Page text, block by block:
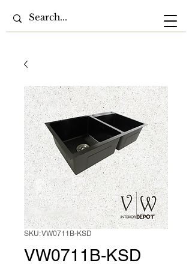
SKU: VW0711B-KSD
VW0711B-KSD